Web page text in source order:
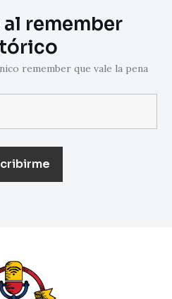
remember
remember que vale la pena